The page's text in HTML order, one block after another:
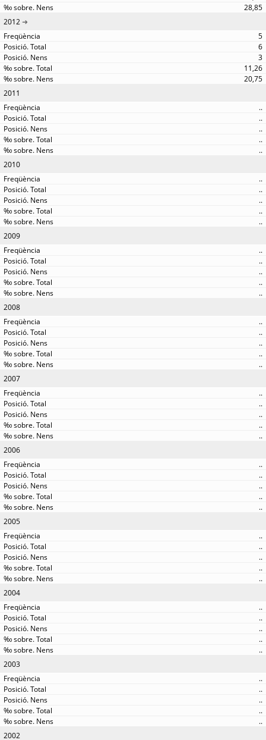
28,85
2012
5
6
3
11,26
20,75
2011
..
..
..
..
..
2010
..
..
..
..
..
2009
..
..
..
..
..
2008
..
..
..
..
..
2007
..
..
..
..
..
2006
..
..
..
..
..
2005
..
..
..
..
..
2004
..
..
..
..
..
2003
..
..
..
..
..
2002